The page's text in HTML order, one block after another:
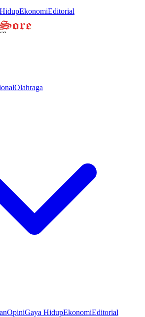
EkonomiEditorial
Olahraga
OpiniGaya HidupEkonomiEditorial